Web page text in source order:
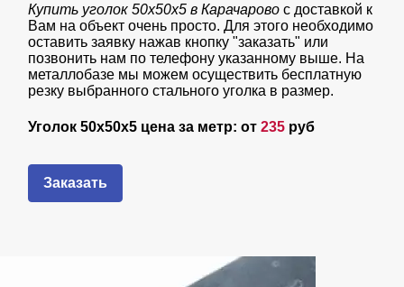
Купить уголок 50х50х5 в Карачаровос доставкой к
Вам на объект очень просто. Для этого необходимо
оставить заявку нажав кнопку "заказать" или
позвонить нам по телефону указанному выше. На
металлобазе мы можем осуществить бесплатную
резку выбранного стального уголка в размер.
Уголок 50х50х5 цена за метр: от235 руб
Заказать